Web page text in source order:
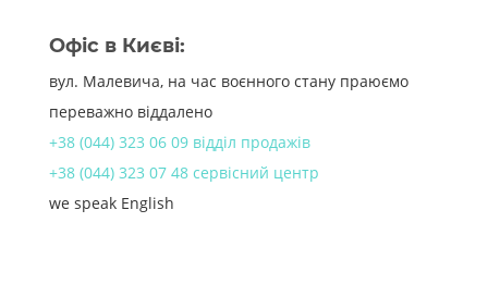
Офіс в Києві:
вул. Малевича, на час воєнного стану праюємо
переважно віддалено
+38 (044) 323 06 09 відділ продажів
+38 (044) 323 07 48 сервісний центр
we speak English